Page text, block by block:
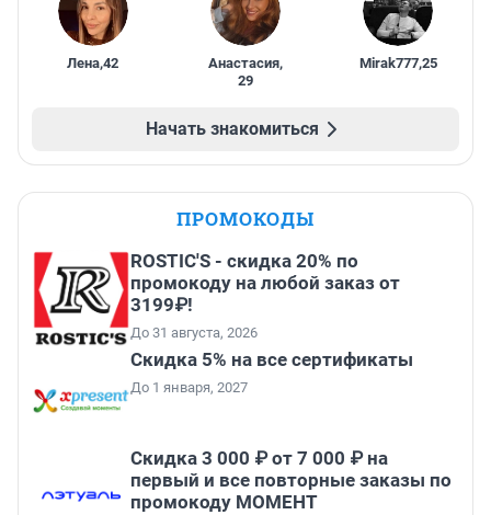
Лена,42 Анастасия,
29
Mirak777,25
Начать знакомиться
ПРОМОКОДЫ
ROSTIC'S - скидка 20% по
промокоду на любой заказ от
3199₽!
До 31 августа, 2026
Скидка 5% на все сертификаты
До 1 января, 2027
Скидка 3 000 ₽ от 7 000 ₽ на
первый и все повторные заказы по
промокоду МОМЕНТ